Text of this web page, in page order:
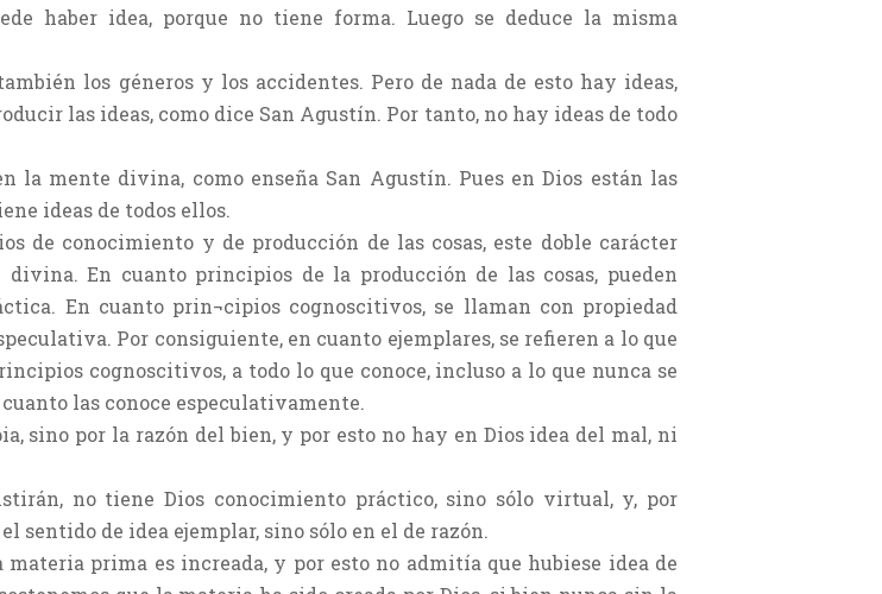
haber idea, porque no tiene forma. Luego se deduce la misma
los géneros y los accidentes. Pero de nada de esto hay ideas,
las ideas, como dice San Agustín. Por tanto, no hay ideas de todo
la mente divina, como enseña San Agustín. Pues en Dios están las
ideas de todos ellos.
de conocimiento y de producción de las cosas, este doble carácter
En cuanto principios de la producción de las cosas, pueden
En cuanto prin¬cipios cognoscitivos, se llaman con propiedad
Por consiguiente, en cuanto ejemplares, se refieren a lo que
cognoscitivos, a todo lo que conoce, incluso a lo que nunca se
las conoce especulativamente.
sino por la razón del bien, y por esto no hay en Dios idea del mal, ni
no tiene Dios conocimiento práctico, sino sólo virtual, y, por
sentido de idea ejemplar, sino sólo en el de razón.
prima es increada, y por esto no admitía que hubiese idea de